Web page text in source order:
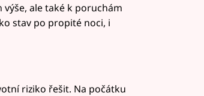
ale také k poruchám
stav po propité noci, i
riziko řešit. Na počátku